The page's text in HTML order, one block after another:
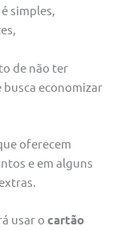
simples,
de não ter
economizar
oferecem
e em alguns
usar o cartão